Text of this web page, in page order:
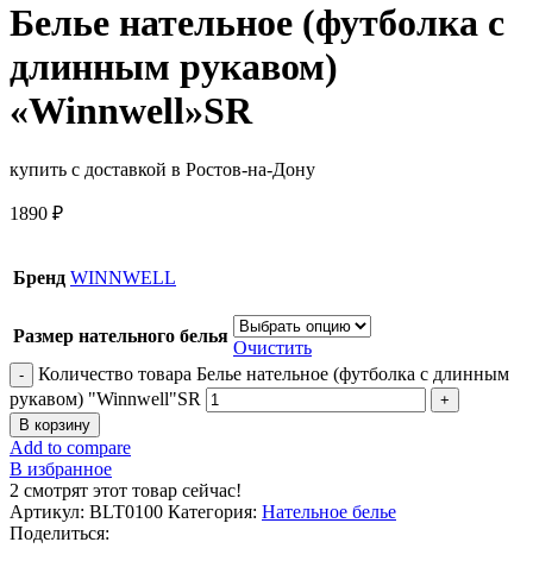
Белье нательное (футболка с
длинным рукавом)
«Winnwell»SR
купить с доставкой в Ростов-на-Дону
1890 ₽
Бренд WINNWELL
Размер нательного белья
Очистить
Количество товара Белье нательное (футболка с длинным
рукавом) "Winnwell"SR
В корзину
Add to compare
В избранное
2 смотрят этот товар сейчас!
Артикул: BLT0100 Категория: Нательное белье
Поделиться: